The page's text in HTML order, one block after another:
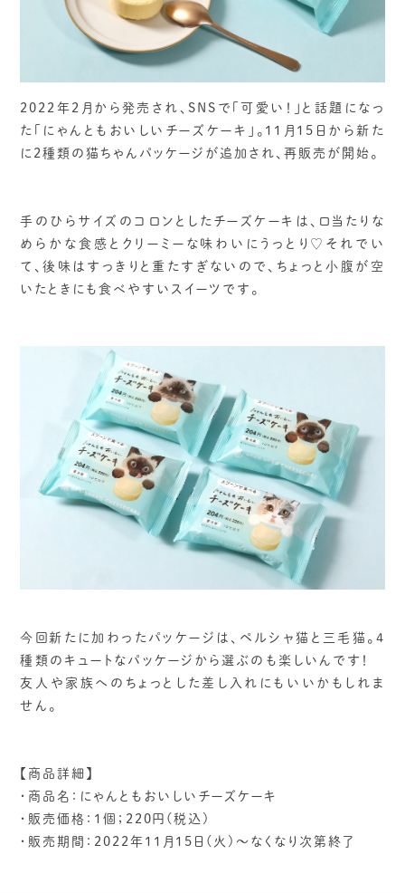
2022年2月から発売され、SNSで「可愛い！」と話題になっ
た「にゃんともおいしいチーズケーキ」。11月15日から新た
に2種類の猫ちゃんパッケージが追加され、再販売が開始。
手のひらサイズのコロンとしたチーズケーキは、口当たりな
めらかな食感とクリーミーな味わいにうっとり♡それでい
て、後味はすっきりと重たすぎないので、ちょっと小腹が空
いたときにも食べやすいスイーツです。
今回新たに加わったパッケージは、ペルシャ猫と三毛猫。4
種類のキュートなパッケージから選ぶのも楽しいんです！
友人や家族へのちょっとした差し入れにもいいかもしれま
せん。
【商品詳細】
・商品名：にゃんともおいしいチーズケーキ
・販売価格：1個；220円(税込)
・販売期間：2022年11月15日(火)～なくなり次第終了